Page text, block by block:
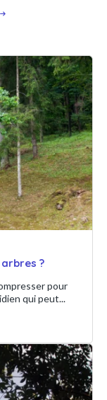
?
pour
qui peut...